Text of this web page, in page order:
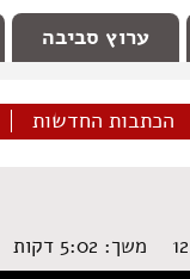
ערוץ סביבה
הכתבות החדשות
משך: ‏5:02 דקות